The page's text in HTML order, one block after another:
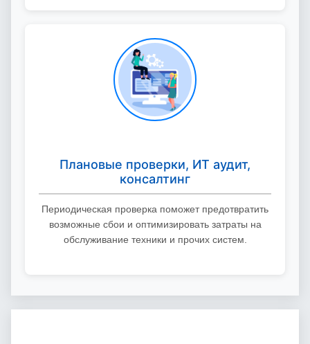
Плановые проверки, ИТ аудит,
консалтинг
Периодическая проверка поможет предотвратить
возможные сбои и оптимизировать затраты на
обслуживание техники и прочих систем.